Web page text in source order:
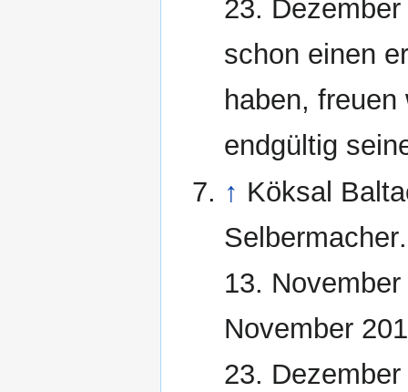
23. Dezember
schon einen
haben,
endgültig
↑ Köksal
Selbermacher
13.
November
23. Dezember